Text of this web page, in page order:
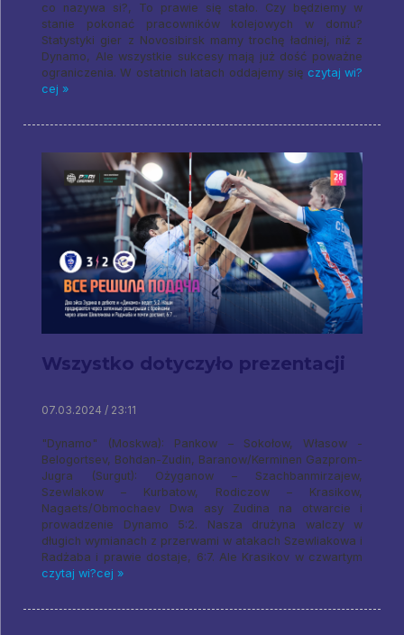
co nazywa si?, To prawie się stało. Czy będziemy w
stanie pokonać pracowników kolejowych w domu?
Statystyki gier z Novosibirsk mamy trochę ładniej, niż z
Dynamo, Ale wszystkie sukcesy mają już dość poważne
ograniczenia. W ostatnich latach oddajemy się czytaj wi?
cej »
Wszystko dotyczyło prezentacji
07.03.2024 / 23:11
"Dynamo" (Moskwa): Pankow – Sokołow, Własow -
Belogortsev, Bohdan-Zudin, Baranow/Kerminen Gazprom-
Jugra (Surgut): Ożyganow – Szachbanmirzajew,
Szewlakow – Kurbatow, Rodiczow – Krasikow,
Nagaets/Obmochaev Dwa asy Zudina na otwarcie i
prowadzenie Dynamo 5:2. Nasza drużyna walczy w
długich wymianach z przerwami w atakach Szewliakowa i
Radżaba i prawie dostaje, 6:7. Ale Krasikov w czwartym
czytaj wi?cej »